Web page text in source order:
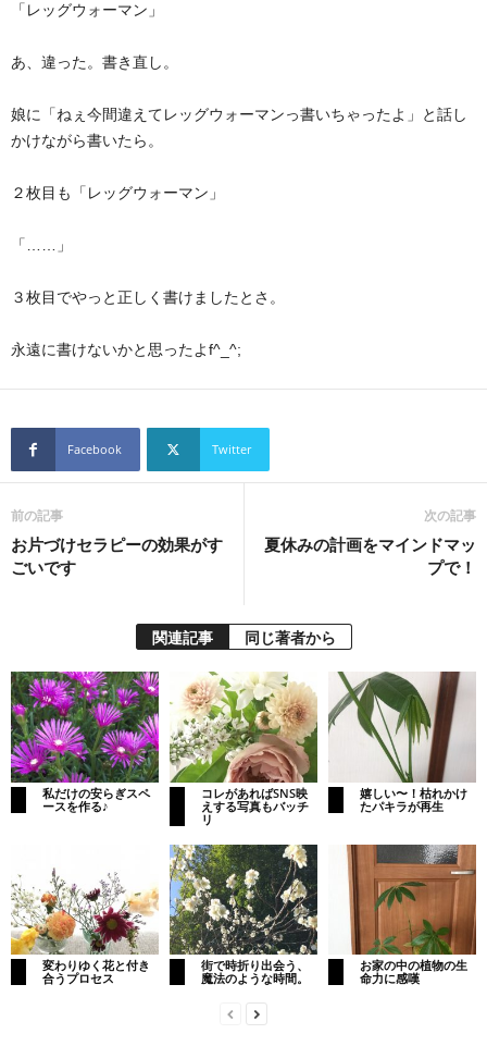
「レッグウォーマン」
あ、違った。書き直し。
娘に「ねぇ今間違えてレッグウォーマンっ書いちゃったよ」と話し
かけながら書いたら。
２枚目も「レッグウォーマン」
「……」
３枚目でやっと正しく書けましたとさ。
永遠に書けないかと思ったよf^_^;
Facebook Twitter
前の記事
お片づけセラピーの効果がす
ごいです
次の記事
夏休みの計画をマインドマッ
プで！
関連記事 同じ著者から
私だけの安らぎスペ
ースを作る♪
コレがあればSNS映
えする写真もバッチ
リ
嬉しい〜！枯れかけ
たパキラが再生
変わりゆく花と付き
合うプロセス
街で時折り出会う、
魔法のような時間。
お家の中の植物の生
命力に感嘆